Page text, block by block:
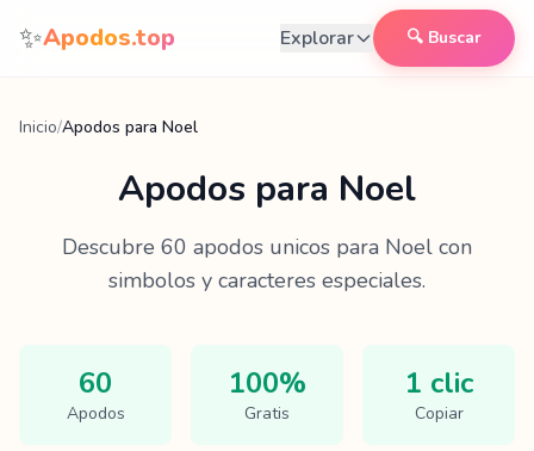
Saltar al contenido
✨Apodos.top Explorar 🔍 Buscar
Inicio/Apodos para Noel
Apodos para Noel
Descubre 60 apodos unicos para Noel con
simbolos y caracteres especiales.
60
Apodos
100%
Gratis
1 clic
Copiar